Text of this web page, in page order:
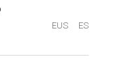
EUS ES